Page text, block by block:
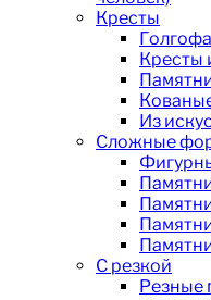
Кресты
Кресты
Из
Сложные
С резкой
Резные